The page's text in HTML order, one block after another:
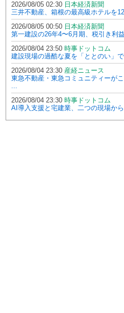
2026/08/05 02:30 日本経済新聞
三井不動産、箱根の最高級ホテルを
2026/08/05 00:50 日本経済新聞
第一建設の26年4〜6月期、税引き利
2026/08/04 23:50 時事ドットコム
建設現場の過酷な夏を「ととのい」
2026/08/04 23:30 産経ニュース
東急不動産・東急コミュニティーが
...
2026/08/04 23:30 時事ドットコム
AI導入支援と宅建業、二つの現場か